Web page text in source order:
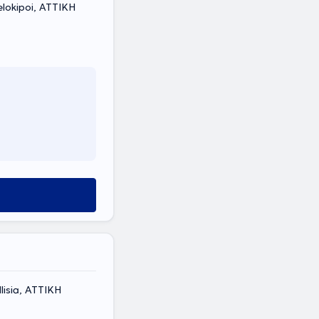
ΑΤΤΙΚΗ
ΑΤΤΙΚΗ